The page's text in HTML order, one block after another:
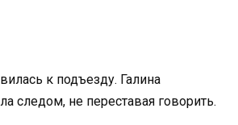
к подъезду. Галина
следом, не переставая говорить.